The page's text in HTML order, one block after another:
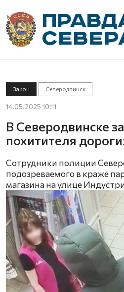
Закон Северодвинск
14.05.2025 10:11
В Северодвинске
похитителя
Сотрудники полиции
подозреваемого в краже
магазина на улице